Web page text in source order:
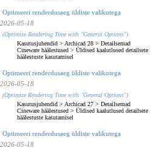
Optimeeri renderdusaeg üldiste valikutega
2026-05-18
(Optimize Rendering Time with "General Options")
Kasutusjuhendid > Archicad 28 > Detailsemad
Cineware häälestused > Üldised kaalutlused detailsete
häälestuste kasutamisel
Optimeeri renderdusaeg üldiste valikutega
2026-05-18
(Optimize Rendering Time with "General Options")
Kasutusjuhendid > Archicad 27 > Detailsemad
Cineware häälestused > Üldised kaalutlused detailsete
häälestuste kasutamisel
Optimeeri renderdusaeg üldiste valikutega
2026-05-18